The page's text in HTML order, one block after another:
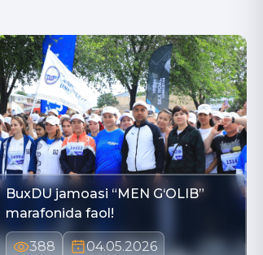
BuxDU jamoasi “MEN G‘OLIB”
marafonida faol!
388 04.05.2026